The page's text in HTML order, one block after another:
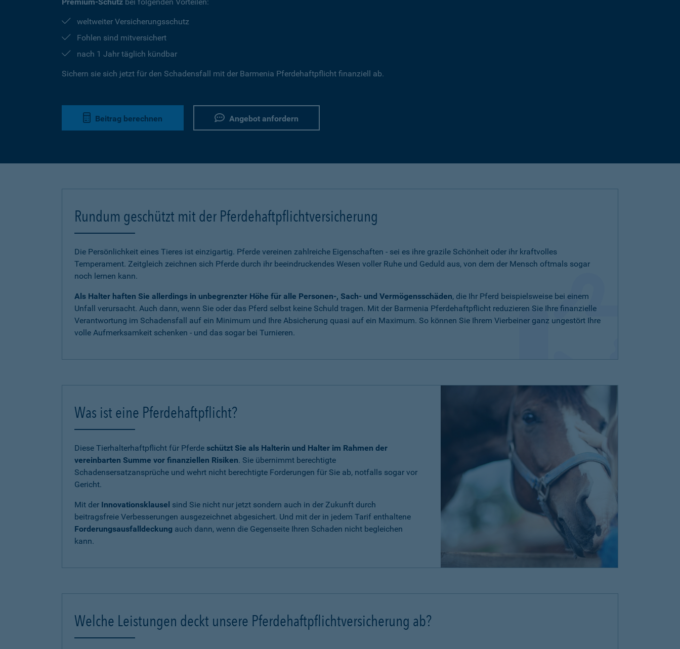
weltweiter Versicherungsschutz
Fohlen sind mitversichert
nach 1 Jahr täglich kündbar
Sichern sie sich jetzt für den Schadensfall mit der Barmenia Pferdehaftpflicht finanziell ab.
Beitrag berechnen Angebot anfordern
Rundum geschützt mit der Pferdehaftpflichtversicherung
Die Persönlichkeit eines Tieres ist einzigartig. Pferde vereinen zahlreiche Eigenschaften - sei es ihre grazile Schönheit oder ihr kraftvolles
Temperament. Zeitgleich zeichnen sich Pferde durch ihr beeindruckendes Wesen voller Ruhe und Geduld aus, von dem der Mensch oftmals sogar
noch lernen kann.
Als Halter haften Sie allerdings in unbegrenzter Höhe für alle Personen-, Sach- und Vermögensschäden, die Ihr Pferd beispielsweise bei einem
Unfall verursacht. Auch dann, wenn Sie oder das Pferd selbst keine Schuld tragen. Mit der Barmenia Pferdehaftpflicht reduzieren Sie Ihre finanzielle
Verantwortung im Schadensfall auf ein Minimum und Ihre Absicherung quasi auf ein Maximum. So können Sie Ihrem Vierbeiner ganz ungestört Ihre
volle Aufmerksamkeit schenken - und das sogar bei Turnieren.
Was ist eine Pferdehaftpflicht?
Diese Tierhalterhaftpflicht für Pferde schützt Sie als Halterin und Halter im Rahmen der
vereinbarten Summe vor finanziellen Risiken. Sie übernimmt berechtigte
Schadensersatzansprüche und wehrt nicht berechtigte Forderungen für Sie ab, notfalls sogar vor
Gericht.
Mit der Innovationsklausel sind Sie nicht nur jetzt sondern auch in der Zukunft durch
beitragsfreie Verbesserungen ausgezeichnet abgesichert. Und mit der in jedem Tarif enthaltene
Forderungsausfalldeckung auch dann, wenn die Gegenseite Ihren Schaden nicht begleichen
kann.
Welche Leistungen deckt unsere Pferdehaftpflichtversicherung ab?